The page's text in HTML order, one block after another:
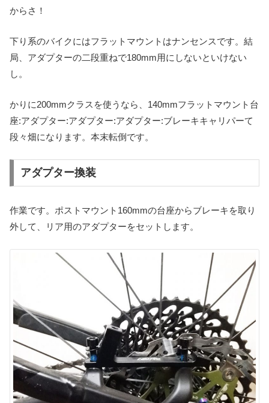
からさ！
下り系のバイクにはフラットマウントはナンセンスです。結
局、アダプターの二段重ねで180mm用にしないといけない
し。
かりに200mmクラスを使うなら、140mmフラットマウント台
座:アダプター:アダプター:アダプター:ブレーキキャリパーて
段々畑になります。本末転倒です。
アダプター換装
作業です。ポストマウント160mmの台座からブレーキを取り
外して、リア用のアダプターをセットします。